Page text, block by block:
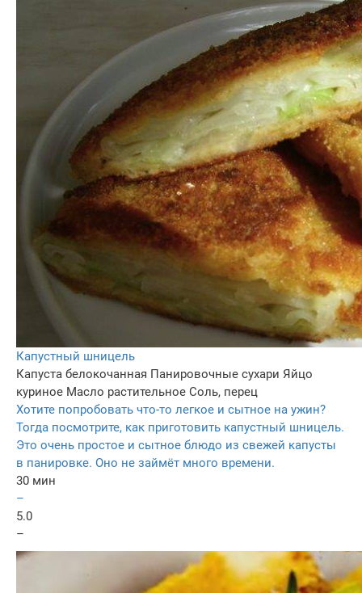
Капустный шницель
Капуста белокочанная Панировочные сухари Яйцо
куриное Масло растительное Соль, перец
Хотите попробовать что-то легкое и сытное на ужин?
Тогда посмотрите, как приготовить капустный шницель.
Это очень простое и сытное блюдо из свежей капусты
в панировке. Оно не займёт много времени.
30 мин
–
5.0
–